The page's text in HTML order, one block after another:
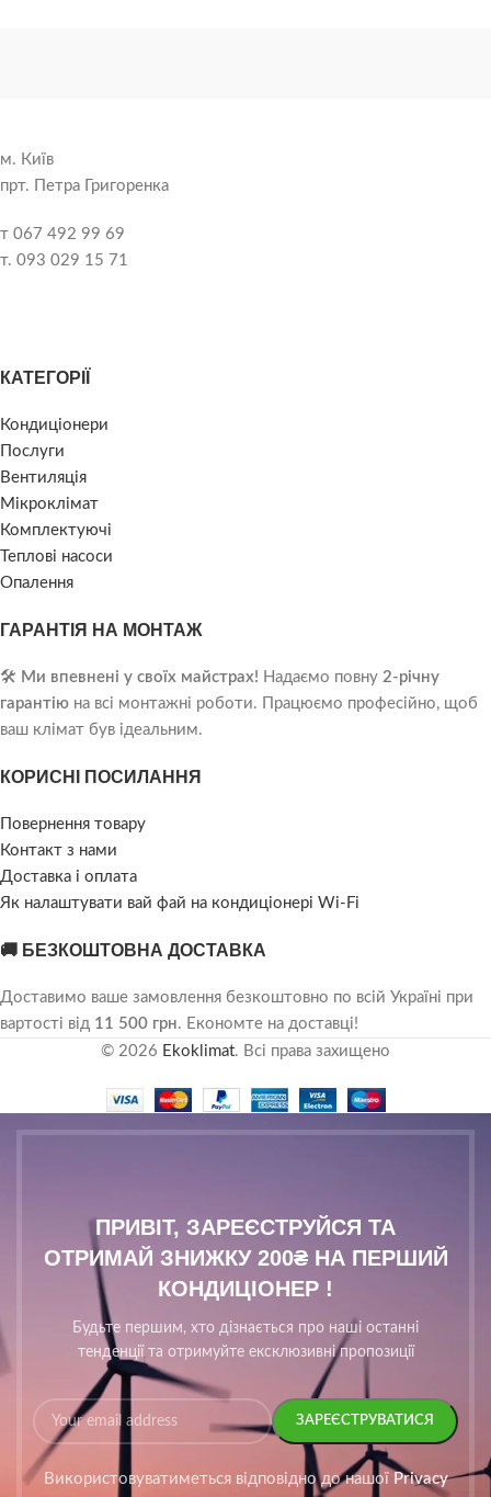
м. Київ
прт. Петра Григоренка
т 067 492 99 69
т. 093 029 15 71
КАТЕГОРІЇ
Кондиціонери
Послуги
Вентиляція
Мікроклімат
Комплектуючі
Теплові насоси
Опалення
ГАРАНТІЯ НА МОНТАЖ
🛠️ Ми впевнені у своїх майстрах! Надаємо повну 2-річну
гарантію на всі монтажні роботи. Працюємо професійно, щоб
ваш клімат був ідеальним.
КОРИСНІ ПОСИЛАННЯ
Повернення товару
Контакт з нами
Доставка і оплата
Як налаштувати вай фай на кондиціонері Wi-Fi
🚚 БЕЗКОШТОВНА ДОСТАВКА
Доставимо ваше замовлення безкоштовно по всій Україні при
вартості від 11 500 грн. Економте на доставці!
© 2026 Ekoklimat. Всі права захищено
ПРИВІТ, ЗАРЕЄСТРУЙСЯ ТА
ОТРИМАЙ ЗНИЖКУ 200₴ НА ПЕРШИЙ
КОНДИЦІОНЕР !
Будьте першим, хто дізнається про наші останні
тенденції та отримуйте ексклюзивні пропозиції
Використовуватиметься відповідно до нашої Privacy